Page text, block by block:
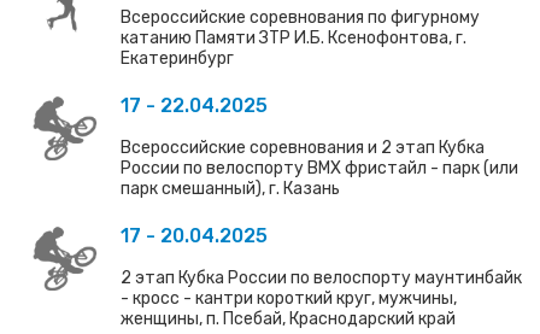
Всероссийские соревнования по фигурному
катанию Памяти ЗТР И.Б. Ксенофонтова, г.
Екатеринбург
17 - 22.04.2025
Всероссийские соревнования и 2 этап Кубка
России по велоспорту ВМХ фристайл - парк (или
парк смешанный), г. Казань
17 - 20.04.2025
2 этап Кубка России по велоспорту маунтинбайк
- кросс - кантри короткий круг, мужчины,
женщины, п. Псебай, Краснодарский край